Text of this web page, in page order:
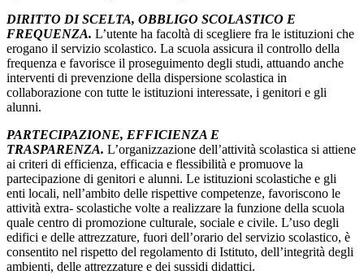
DIRITTO DI SCELTA, OBBLIGO SCOLASTICO E
FREQUENZA. L’utente ha facoltà di scegliere fra le istituzioni che
erogano il servizio scolastico. La scuola assicura il controllo della
frequenza e favorisce il proseguimento degli studi, attuando anche
interventi di prevenzione della dispersione scolastica in
collaborazione con tutte le istituzioni interessate, i genitori e gli
alunni.
PARTECIPAZIONE, EFFICIENZA E
TRASPARENZA. L’organizzazione dell’attività scolastica si attiene
ai criteri di efficienza, efficacia e flessibilità e promuove la
partecipazione di genitori e alunni. Le istituzioni scolastiche e gli
enti locali, nell’ambito delle rispettive competenze, favoriscono le
attività extra- scolastiche volte a realizzare la funzione della scuola
quale centro di promozione culturale, sociale e civile. L’uso degli
edifici e delle attrezzature, fuori dell’orario del servizio scolastico, è
consentito nel rispetto del regolamento di Istituto, dell’integrità degli
ambienti, delle attrezzature e dei sussidi didattici.